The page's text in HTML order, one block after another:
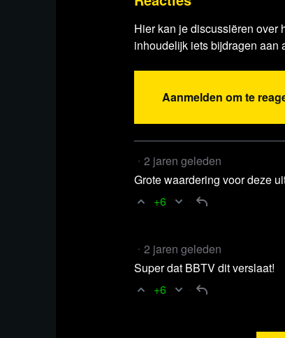
Bekijk het interview via
Lees 34 reacties
Hier kan je discussiëren over
inhoudelijk iets bijdragen aan
Aanmelden om te
2 jaren geleden
Grote waardering voor deze
+6
2 jaren geleden
Super dat BBTV dit verslaat!
+6